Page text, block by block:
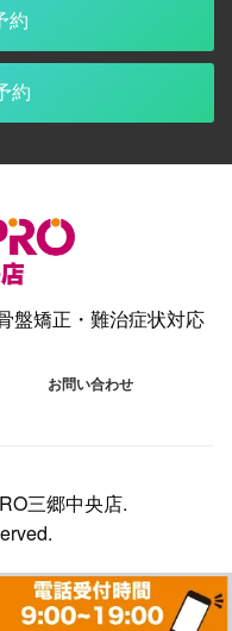
約
約
盤矯正・難治症状対応
お問い合わせ
三郷中央店.